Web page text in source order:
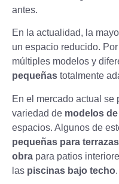
antes.
En la actualidad, la
un espacio reducido.
múltiples modelos y
pequeñas totalmente
En el mercado actual se
variedad de modelos
espacios. Algunos de
pequeñas para terrazas
obra para patios
las piscinas bajo techo.